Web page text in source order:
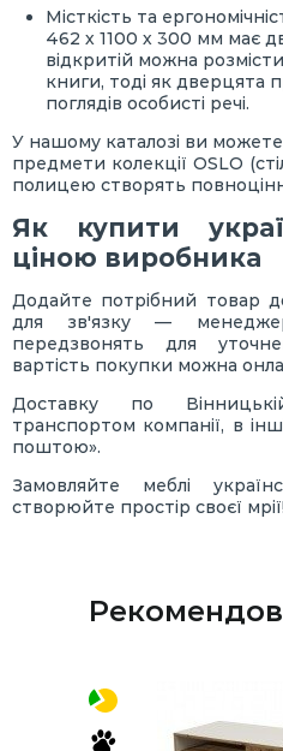
Місткість та
462 х 1100 х 300 мм має
відкритій можна
книги, тоді як дверцята
поглядів особисті речі.
У нашому каталозі ви можете
предмети колекції OSLO
полицею створять
Як купити
ціною виробника
Додайте потрібний товар
для зв'язку —
передзвонять для
вартість покупки можна
Доставку по
транспортом компанії, в
поштою».
Замовляйте меблі
створюйте простір своєї мрії!